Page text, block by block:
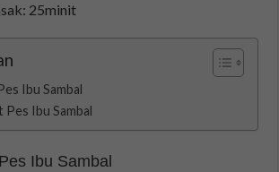
25minit
Ibu Sambal
Pes Ibu Sambal
Ibu Sambal